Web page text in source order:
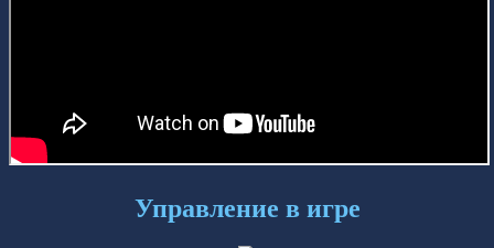
Управление в игре